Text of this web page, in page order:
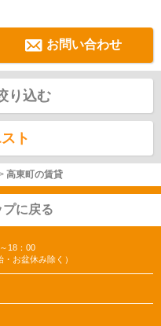
お問い合わせ
り込む
ト
高東町の賃貸
に戻る
18：00
お盆休み除く）